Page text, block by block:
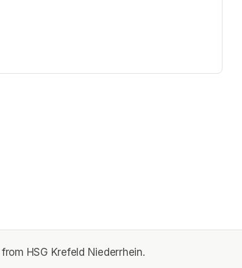
HSG Krefeld Niederrhein.